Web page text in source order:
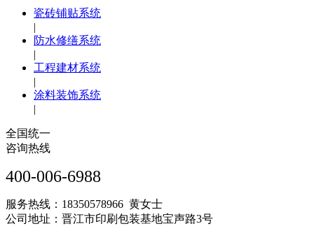
瓷砖铺贴系统
|
防水修缮系统
|
工程建材系统
|
涂料装饰系统
|
全国统一
咨询热线
400-006-6988
服务热线：18350578966 黄女士
公司地址：晋江市印刷包装基地宝声路3号